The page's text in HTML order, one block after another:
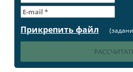
Прикрепить файл